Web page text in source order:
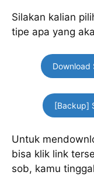
Silakan kalian
tipe apa yang
Download
[Backup]
Untuk
bisa klik link
sob, kamu